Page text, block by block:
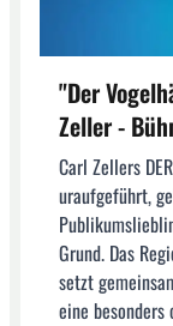
"Der
Zeller -
Carl Zellers
uraufgeführt,
Grund. Das
setzt
eine